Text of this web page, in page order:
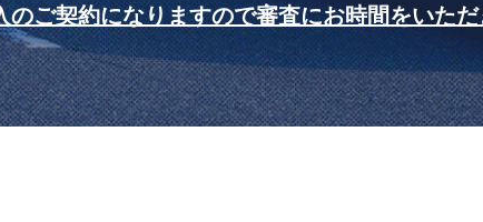
ご契約になりますので審査にお時間をいた